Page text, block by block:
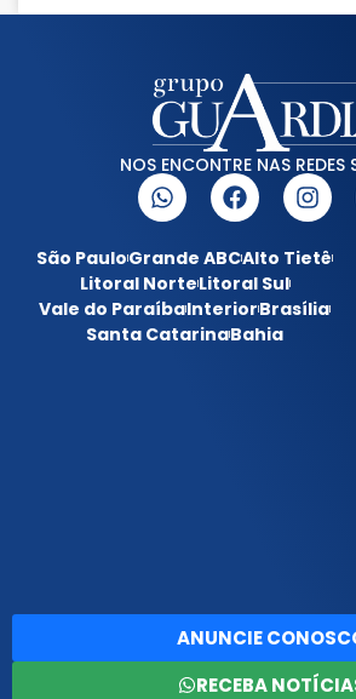
NOS ENCONTRE NAS REDES
São PauloGrande ABCAlto Tietê
Litoral NorteLitoral Sul
Vale do ParaíbaInteriorBrasília
Santa CatarinaBahia
ANUNCIE
RECEBA